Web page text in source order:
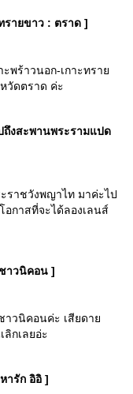
รายขาว : ตราด ]
ะพร้าวนอก-เกาะทรา
วัดตราด ค่ะ
ถึงสะพานพระรามแปด
ราชวังพญาไท มาค่ะไป
อกาสที่จะได้ลองเลนส์
าวนิคอน ]
าวนิคอนค่ะ เสียดา
ลิกเลยอ่ะ
ารัก อิอิ ]